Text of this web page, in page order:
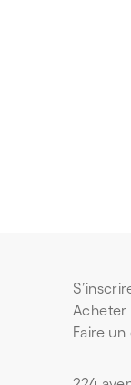
Faire un